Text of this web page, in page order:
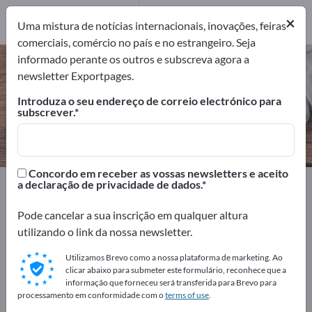
Trituradores de jardim – encontre
fabricantes e fornecedores
Exportadores Fabricantes
Fabricantes1
Exportpages
Equipamento doméstico
Anuncie gratuitamente na
Exportpages!
Necessidades – Ofertas – Produtos usados – Contactos
comerciais >> comece aqui
×
Uma mistura de notícias internacionais, inovações, feiras
comerciais, comércio no país e no estrangeiro. Seja
informado perante os outros e subscreva agora a
newsletter Exportpages.
Introduza o seu endereço de correio electrónico para
subscrever.
Concordo em receber as vossas newsletters e aceito
a declaração de privacidade de dados.
Pode cancelar a sua inscrição em qualquer altura
utilizando o link da nossa newsletter.
Utilizamos Brevo como a nossa plataforma de marketing. Ao
clicar abaixo para submeter este formulário, reconhece que a
informação que forneceu será transferida para Brevo para
processamento em conformidade com oterms of use.